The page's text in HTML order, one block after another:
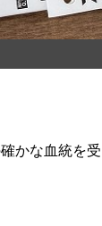
かな血統を